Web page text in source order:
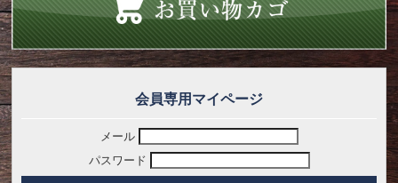
会員専用マイページ
メール
パスワード